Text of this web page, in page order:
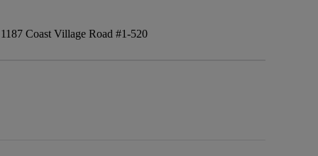
Coast Village Road #1-520